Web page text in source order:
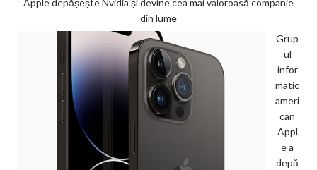
Apple depășește Nvidia și devine cea mai valoroasă companie
din lume
Grup
ul
infor
matic
ameri
can
Appl
e a
depă